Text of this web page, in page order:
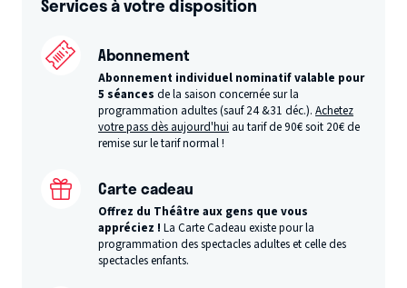
Services à votre disposition
Abonnement
Abonnement individuel nominatif valable pour
5 séances de la saison concernée sur la
programmation adultes (sauf 24 &31 déc.).Achetez
votre pass dès aujourd'hui au tarif de 90€ soit 20€ de
remise sur le tarif normal !
Carte cadeau
Offrez du Théâtre aux gens que vous
appréciez !La Carte Cadeau existe pour la
programmation des spectacles adultes et celle des
spectacles enfants.